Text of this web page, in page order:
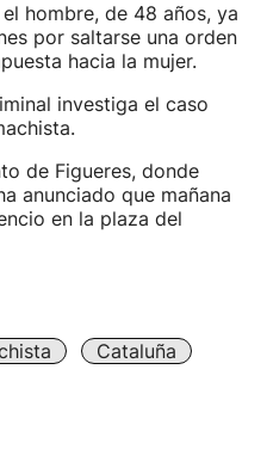
hombre, de 48 años, ya
por saltarse una orden
hacia la mujer.
investiga el caso
de Figueres, donde
anunciado que mañana
en la plaza del
Cataluña